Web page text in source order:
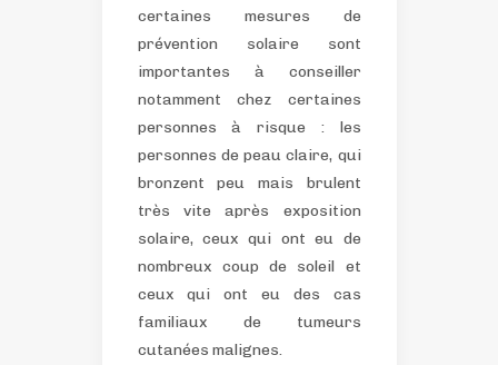
certaines mesures de
prévention solaire sont
importantes à conseiller
notamment chez certaines
personnes à risque : les
personnes de peau claire, qui
bronzent peu mais brulent
très vite après exposition
solaire, ceux qui ont eu de
nombreux coup de soleil et
ceux qui ont eu des cas
familiaux de tumeurs
cutanées malignes.